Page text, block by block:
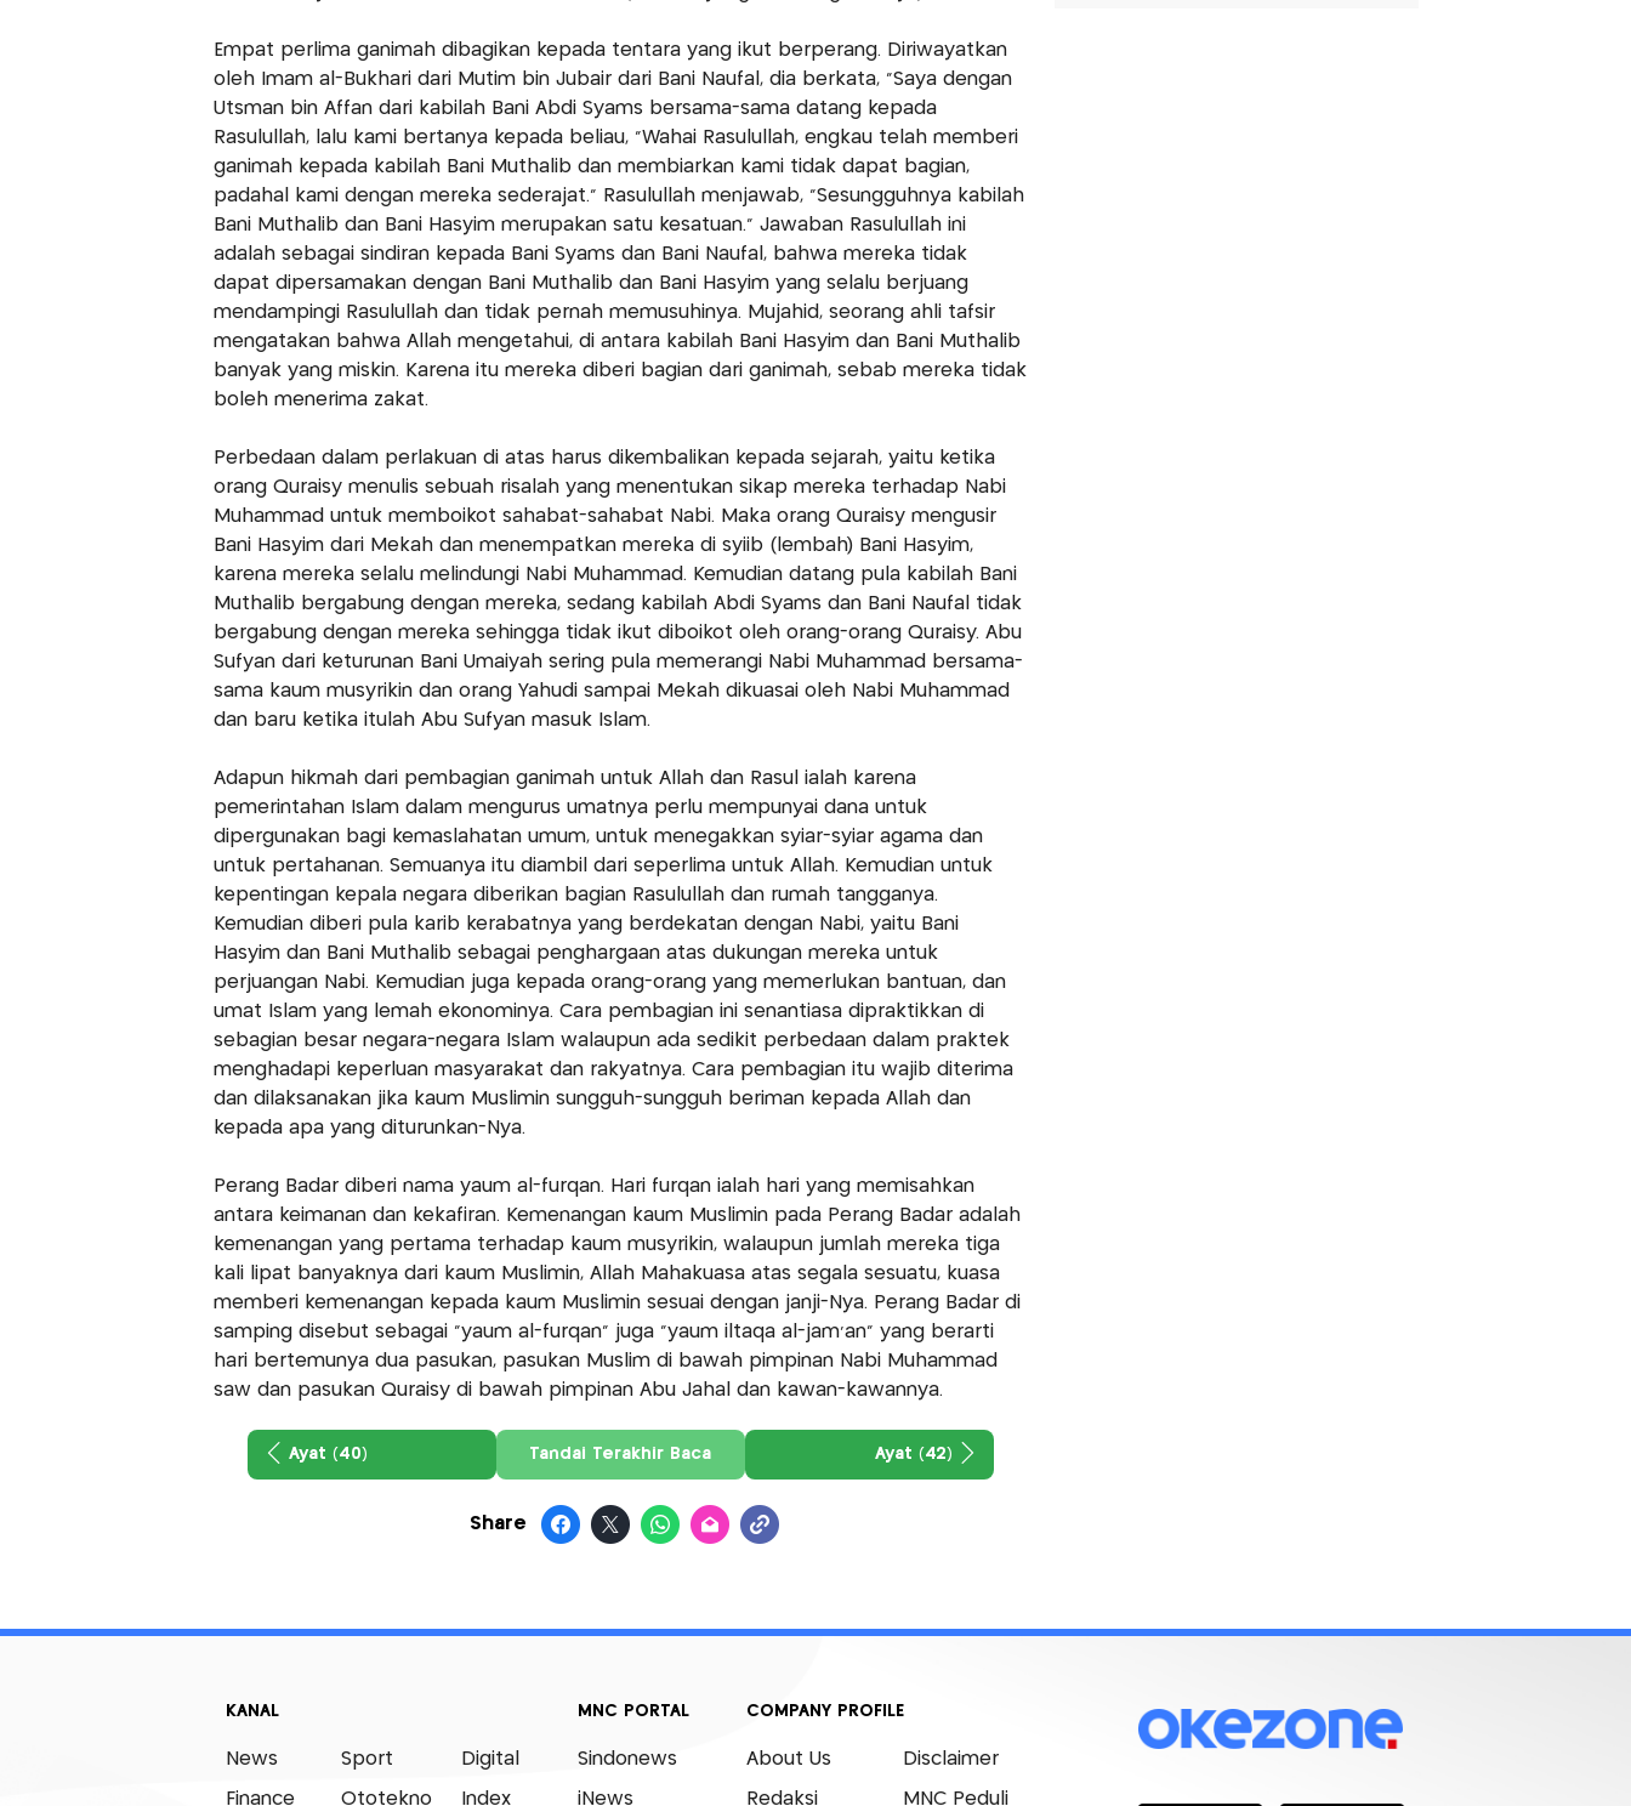
Empat perlima ganimah dibagikan kepada tentara yang ikut berperang. Diriwayatkan
oleh Imam al-Bukhari dari Mutim bin Jubair dari Bani Naufal, dia berkata, "Saya dengan
Utsman bin Affan dari kabilah Bani Abdi Syams bersama-sama datang kepada
Rasulullah, lalu kami bertanya kepada beliau, "Wahai Rasulullah, engkau telah memberi
ganimah kepada kabilah Bani Muthalib dan membiarkan kami tidak dapat bagian,
padahal kami dengan mereka sederajat." Rasulullah menjawab, "Sesungguhnya kabilah
Bani Muthalib dan Bani Hasyim merupakan satu kesatuan." Jawaban Rasulullah ini
adalah sebagai sindiran kepada Bani Syams dan Bani Naufal, bahwa mereka tidak
dapat dipersamakan dengan Bani Muthalib dan Bani Hasyim yang selalu berjuang
mendampingi Rasulullah dan tidak pernah memusuhinya. Mujahid, seorang ahli tafsir
mengatakan bahwa Allah mengetahui, di antara kabilah Bani Hasyim dan Bani Muthalib
banyak yang miskin. Karena itu mereka diberi bagian dari ganimah, sebab mereka tidak
boleh menerima zakat.
Perbedaan dalam perlakuan di atas harus dikembalikan kepada sejarah, yaitu ketika
orang Quraisy menulis sebuah risalah yang menentukan sikap mereka terhadap Nabi
Muhammad untuk memboikot sahabat-sahabat Nabi. Maka orang Quraisy mengusir
Bani Hasyim dari Mekah dan menempatkan mereka di syiib (lembah) Bani Hasyim,
karena mereka selalu melindungi Nabi Muhammad. Kemudian datang pula kabilah Bani
Muthalib bergabung dengan mereka, sedang kabilah Abdi Syams dan Bani Naufal tidak
bergabung dengan mereka sehingga tidak ikut diboikot oleh orang-orang Quraisy. Abu
Sufyan dari keturunan Bani Umaiyah sering pula memerangi Nabi Muhammad bersama-
sama kaum musyrikin dan orang Yahudi sampai Mekah dikuasai oleh Nabi Muhammad
dan baru ketika itulah Abu Sufyan masuk Islam.
Adapun hikmah dari pembagian ganimah untuk Allah dan Rasul ialah karena
pemerintahan Islam dalam mengurus umatnya perlu mempunyai dana untuk
dipergunakan bagi kemaslahatan umum, untuk menegakkan syiar-syiar agama dan
untuk pertahanan. Semuanya itu diambil dari seperlima untuk Allah. Kemudian untuk
kepentingan kepala negara diberikan bagian Rasulullah dan rumah tangganya.
Kemudian diberi pula karib kerabatnya yang berdekatan dengan Nabi, yaitu Bani
Hasyim dan Bani Muthalib sebagai penghargaan atas dukungan mereka untuk
perjuangan Nabi. Kemudian juga kepada orang-orang yang memerlukan bantuan, dan
umat Islam yang lemah ekonominya. Cara pembagian ini senantiasa dipraktikkan di
sebagian besar negara-negara Islam walaupun ada sedikit perbedaan dalam praktek
menghadapi keperluan masyarakat dan rakyatnya. Cara pembagian itu wajib diterima
dan dilaksanakan jika kaum Muslimin sungguh-sungguh beriman kepada Allah dan
kepada apa yang diturunkan-Nya.
Perang Badar diberi nama yaum al-furqan. Hari furqan ialah hari yang memisahkan
antara keimanan dan kekafiran. Kemenangan kaum Muslimin pada Perang Badar adalah
kemenangan yang pertama terhadap kaum musyrikin, walaupun jumlah mereka tiga
kali lipat banyaknya dari kaum Muslimin, Allah Mahakuasa atas segala sesuatu, kuasa
memberi kemenangan kepada kaum Muslimin sesuai dengan janji-Nya. Perang Badar di
samping disebut sebagai "yaum al-furqan" juga "yaum iltaqa al-jam'an" yang berarti
hari bertemunya dua pasukan, pasukan Muslim di bawah pimpinan Nabi Muhammad
saw dan pasukan Quraisy di bawah pimpinan Abu Jahal dan kawan-kawannya.
Ayat (40) Tandai Terakhir Baca Ayat (42)
Share
KANAL MNC PORTAL COMPANY PROFILE